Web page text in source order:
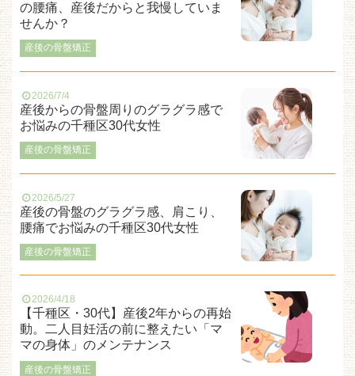
の腰痛、産後だからと我慢していま
せんか？
産後の骨盤矯正
2026/7/4
産後からの骨盤周りのグラグラ感で
お悩みの千種区30代女性
産後の骨盤矯正
2026/5/27
産後の骨盤のグラグラ感、肩こり、
腰痛でお悩みの千種区30代女性
産後の骨盤矯正
2026/4/18
【千種区・30代】産後2年からの再始
動。二人目妊活の前に整えたい「マ
マの身体」のメンテナンス
産後の骨盤矯正